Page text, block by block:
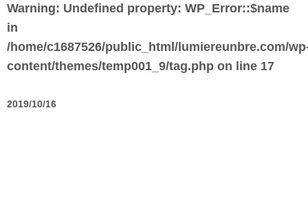
Warning: Undefined property: WP_Error::$name
in
/home/c1687526/public_html/lumiereunbre.com/
content/themes/temp001_9/tag.php on line 17
2019/10/16